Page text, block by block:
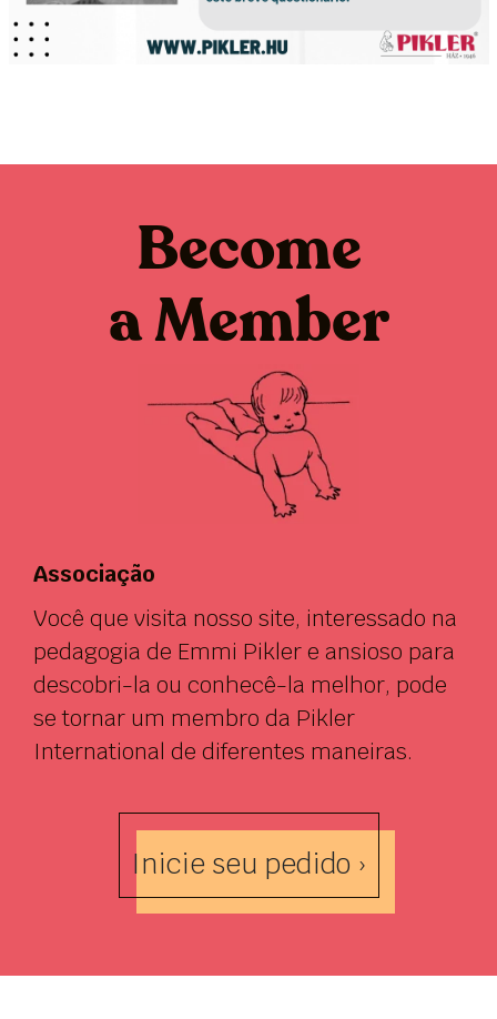
Become
a Member
Associação
Você que visita nosso site, interessado na
pedagogia de Emmi Pikler e ansioso para
descobri-la ou conhecê-la melhor, pode
se tornar um membro da Pikler
International de diferentes maneiras.
Inicie seu pedido ›